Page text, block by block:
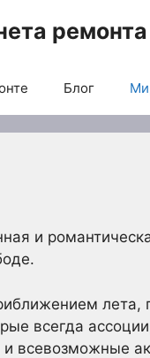
ремонта
Блог
и
лета,
всегда
всевозможные